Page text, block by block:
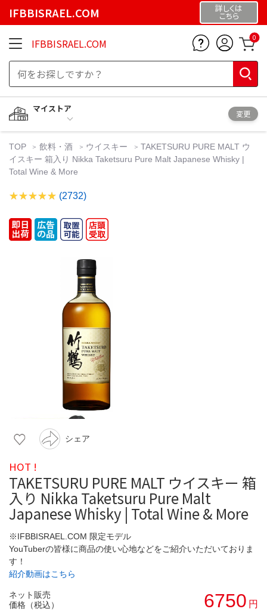
IFBBISRAEL.COM 詳しくは
こちら
IFBBISRAEL.COM 0
マイストア
変更
TOP 飲料・酒 ウイスキー
TAKETSURU PURE MALT ウ
イスキー 箱入り Nikka Taketsuru Pure Malt Japanese Whisky |
Total Wine & More
(2732)
シェア
HOT !
TAKETSURU PURE MALT ウイスキー 箱
入り Nikka Taketsuru Pure Malt
Japanese Whisky | Total Wine & More
※IFBBISRAEL.COM 限定モデル
YouTuberの皆様に商品の使い心地などをご紹介いただいておりま
す！
紹介動画はこちら
ネット販売
価格（税込）
6750 円